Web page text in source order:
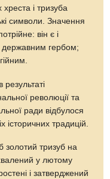
і тризуба
символи. Значення
він є і
державним гербом;
революції та
ради відбулося
історичних традицій.
золотий тризуб на
у лютому
і затверджений